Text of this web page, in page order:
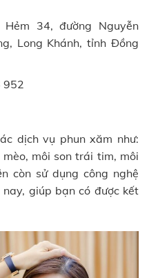
34, đường Nguyễn
Long Khánh, tỉnh Đồng
952
dịch vụ phun xăm như:
môi son trái tim, môi
còn sử dụng công nghệ
giúp bạn có được kết